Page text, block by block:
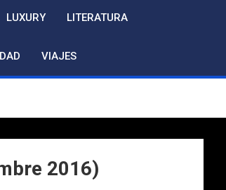
LUXURY LITERATURA
VIAJES
2016)